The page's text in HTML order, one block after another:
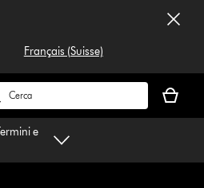
Français (Suisse)
carrello
è
e